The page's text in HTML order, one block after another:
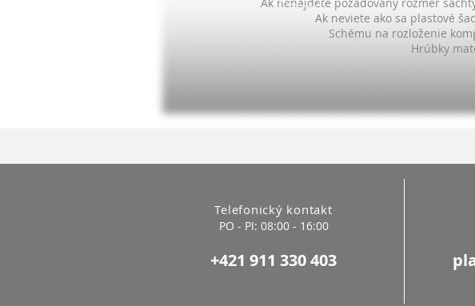
Ak neviete ako sa plastové
Schému na rozloženie
Hrúbky
Telefonický kontakt
PO - PI: 08:00 - 16:00
+421 911 330 403